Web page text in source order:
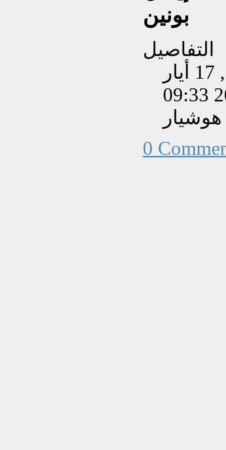
بونين
التفاصيل
تم إنشاءه بتاريخ الخميس, 17 أيار
0